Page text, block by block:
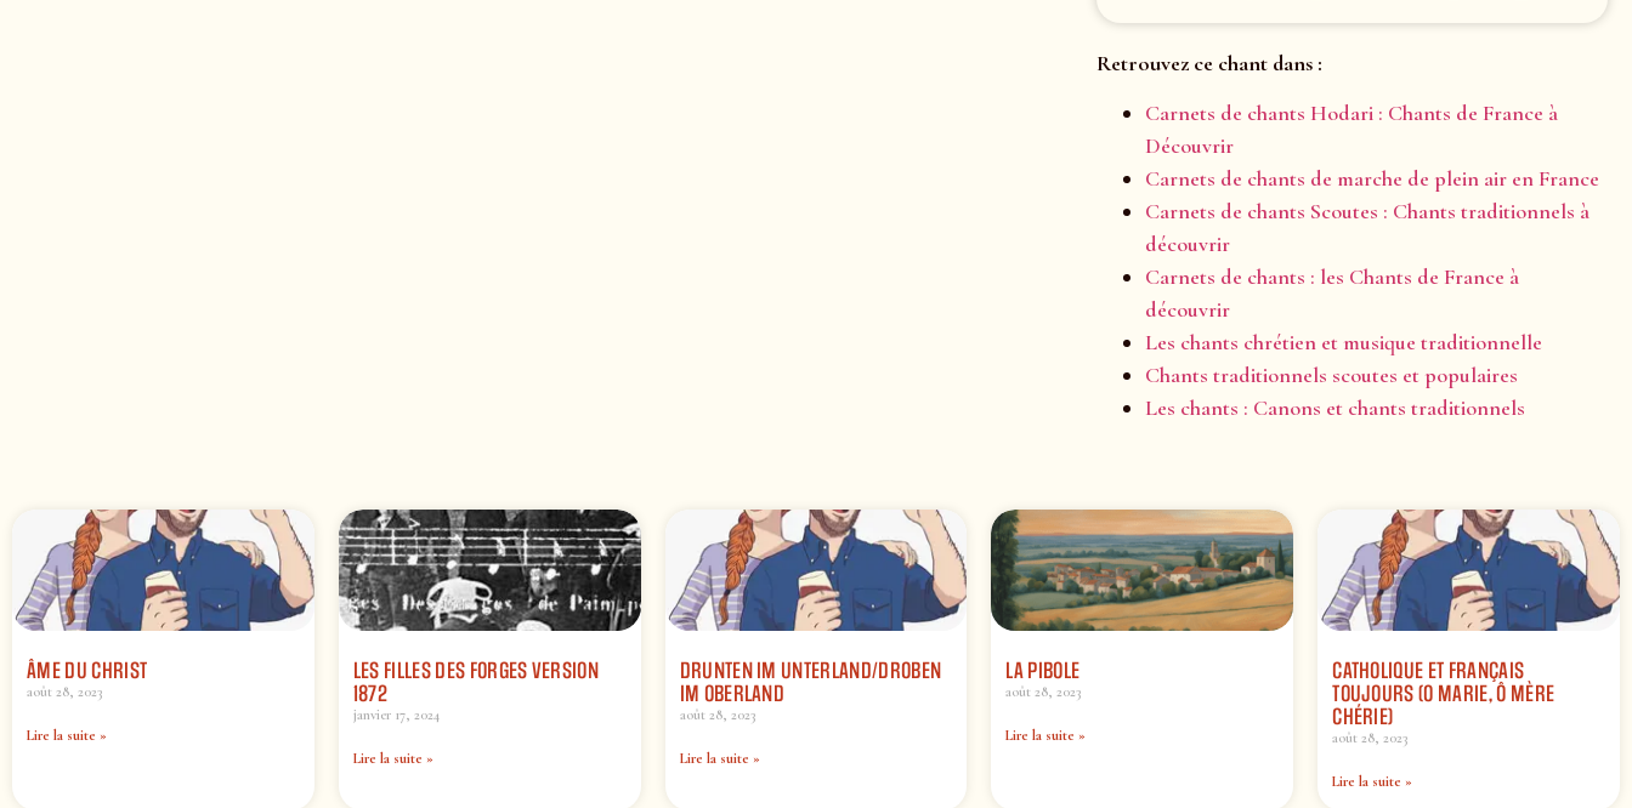
Retrouvez ce chant dans :
Carnets de chants Hodari : Chants de France à
Découvrir
Carnets de chants de marche de plein air en France
Carnets de chants Scoutes : Chants traditionnels à
découvrir
Carnets de chants : les Chants de France à
découvrir
Les chants chrétien et musique traditionnelle
Chants traditionnels scoutes et populaires
Les chants : Canons et chants traditionnels
ÂME DU CHRIST
août 28, 2023
Lire la suite »
LES FILLES DES FORGES VERSION
1872
janvier 17, 2024
Lire la suite »
DRUNTEN IM UNTERLAND/DROBEN
IM OBERLAND
août 28, 2023
Lire la suite »
LA PIBOLE
août 28, 2023
Lire la suite »
CATHOLIQUE ET FRANÇAIS
TOUJOURS (O MARIE, Ô MÈRE
CHÉRIE)
août 28, 2023
Lire la suite »